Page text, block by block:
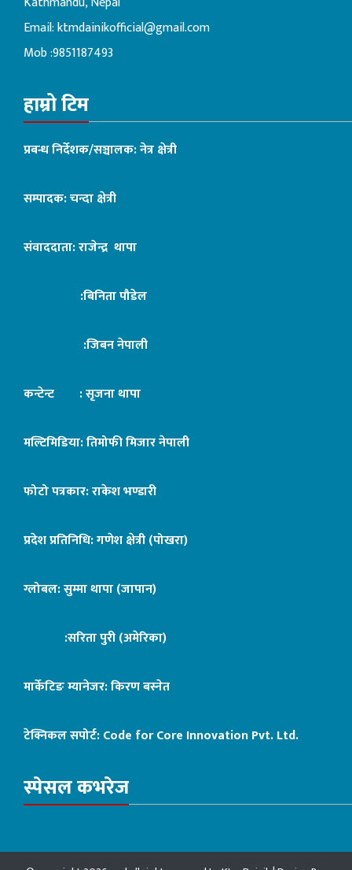
Email:ktmdainikofficial@gmail.com
Mob :9851187493
हाम्रो टिम
प्रबन्ध निर्देशक/सञ्चालक: नेत्र क्षेत्री
सम्पादक: चन्दा क्षेत्री
संवाददाता: राजेन्द्र थापा
:बिनिता पौडेल
:जिबन नेपाली
कन्टेन्ट : सृजना थापा
मल्टिमिडिया: तिमोफी मिजार नेपाली
फोटो पत्रकार: राकेश भण्डारी
प्रदेश प्रतिनिधि: गणेश क्षेत्री (पोखरा)
ग्लोबल: सुम्मा थापा (जापान)
:सरिता पुरी (अमेरिका)
मार्केटिङ म्यानेजर: किरण बस्नेत
टेक्निकल सपोर्ट:Code for Core Innovation Pvt. Ltd.
स्पेसल कभरेज